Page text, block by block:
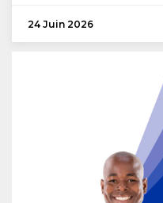
24 Juin 2026